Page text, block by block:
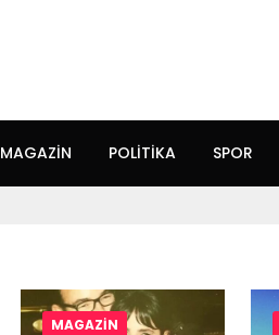
MAGAZIN POLITIKA SPOR
MAGAZIN